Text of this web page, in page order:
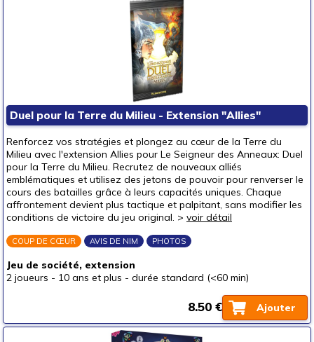
Duel pour la Terre du Milieu - Extension "Allies"
Renforcez vos stratégies et plongez au cœur de la Terre du
Milieu avec l'extension Allies pour Le Seigneur des Anneaux: Duel
pour la Terre du Milieu. Recrutez de nouveaux alliés
emblématiques et utilisez des jetons de pouvoir pour renverser le
cours des batailles grâce à leurs capacités uniques. Chaque
affrontement devient plus tactique et palpitant, sans modifier les
conditions de victoire du jeu original. > voir détail
COUP DE CŒUR AVIS DE NIM PHOTOS
Jeu de société, extension
2 joueurs - 10 ans et plus - durée standard (<60 min)
Ajouter
8.50 €